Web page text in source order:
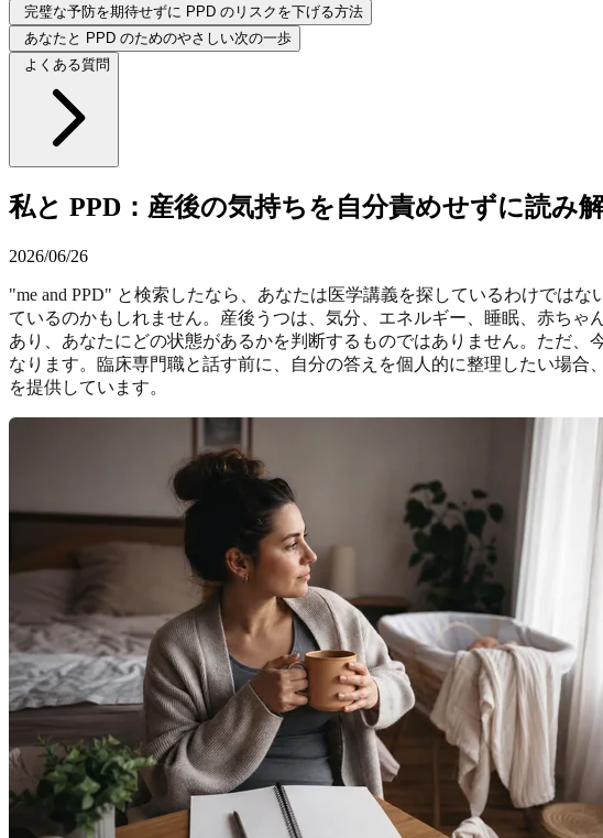
完璧な予防を期待せずに PPD のリスクを下げる方法
あなたと PPD のためのやさしい次の一歩
よくある質問
私と PPD：産後の気持ちを自分責めせずに読み
2026/06/26
"me and PPD" と検索したなら、あなたは医学講義を探しているわけでは
ているのかもしれません。産後うつは、気分、エネルギー、睡眠、赤ち
あり、あなたにどの状態があるかを判断するものではありません。ただ
なります。臨床専門職と話す前に、自分の答えを個人的に整理したい場合
を提供しています。